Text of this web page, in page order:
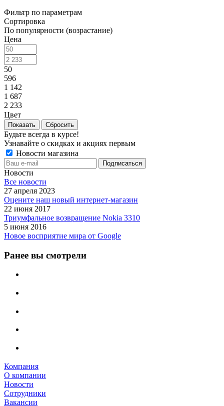
Фильтр по параметрам
Сортировка
По популярности (возрастание)
Цена
50
596
1 142
1 687
2 233
Цвет
Сбросить
Будьте всегда в курсе!
Узнавайте о скидках и акциях первым
Новости магазина
Новости
Все новости
27 апреля 2023
Оцените наш новый интернет-магазин
22 июня 2017
Триумфальное возвращение Nokia 3310
5 июня 2016
Новое восприятие мира от Google
Ранее вы смотрели
Компания
О компании
Новости
Сотрудники
Вакансии